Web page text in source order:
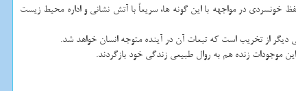
خونسردی در مواجهه با این گونه ها، سریعاً با آتش نشانی و اداره محیط زیست
از تخریب است كه تبعات آن در آینده متوجه انسان خواهد شد.
موجودات زنده هم به روال طبیعی زندگی خود بازگردند.